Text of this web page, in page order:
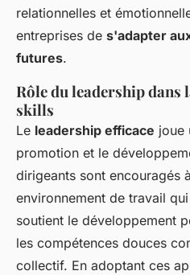
relationnelles et
entreprises de s'adapter
futures.
Rôle du leadership
skills
Le leadership efficace joue
promotion et le
dirigeants sont encouragés
environnement de travail
soutient le développement
les compétences douces
collectif. En adoptant ces